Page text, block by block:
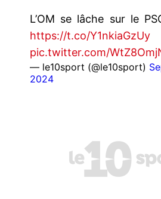
L’OM se lâche sur le
https://t.co/Y1nkiaGzUy
pic.twitter.com/
— le10sport (@le10sport)
2024